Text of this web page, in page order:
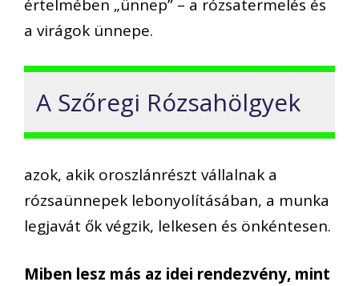
értelmében „ünnep” – a rózsatermelés és
a virágok ünnepe.
A Szőregi Rózsahölgyek
azok, akik oroszlánrészt vállalnak a
rózsaünnepek lebonyolításában, a munka
legjavát ők végzik, lelkesen és önkéntesen.
Miben lesz más az idei rendezvény, mint